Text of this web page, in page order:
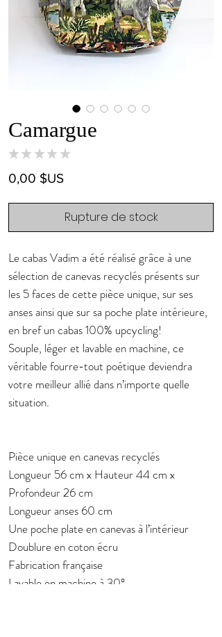
Camargue
★ ★ ★ ★ ★
0,00 $USPrix
Rupture de stock
Le cabas Vadim a été réalisé grâce à une
sélection de canevas recyclés présents sur
les 5 faces de cette pièce unique, sur ses
anses ainsi que sur sa poche plate intérieure,
en bref un cabas 100% upcycling!
Souple, léger et lavable en machine, ce
véritable fourre-tout poétique deviendra
votre meilleur allié dans n’importe quelle
situation.
Pièce unique en canevas recyclés
Longueur 56 cm x Hauteur 44 cm x
Profondeur 26 cm
Longueur anses 60 cm
Une poche plate en canevas à l’intérieur
Doublure en coton écru
Fabrication française
Lavable en machine à 30°